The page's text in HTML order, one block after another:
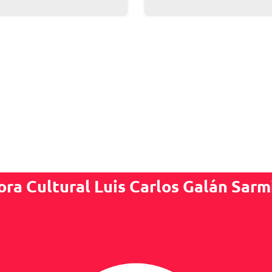
Cultural Luis Carlos Galán